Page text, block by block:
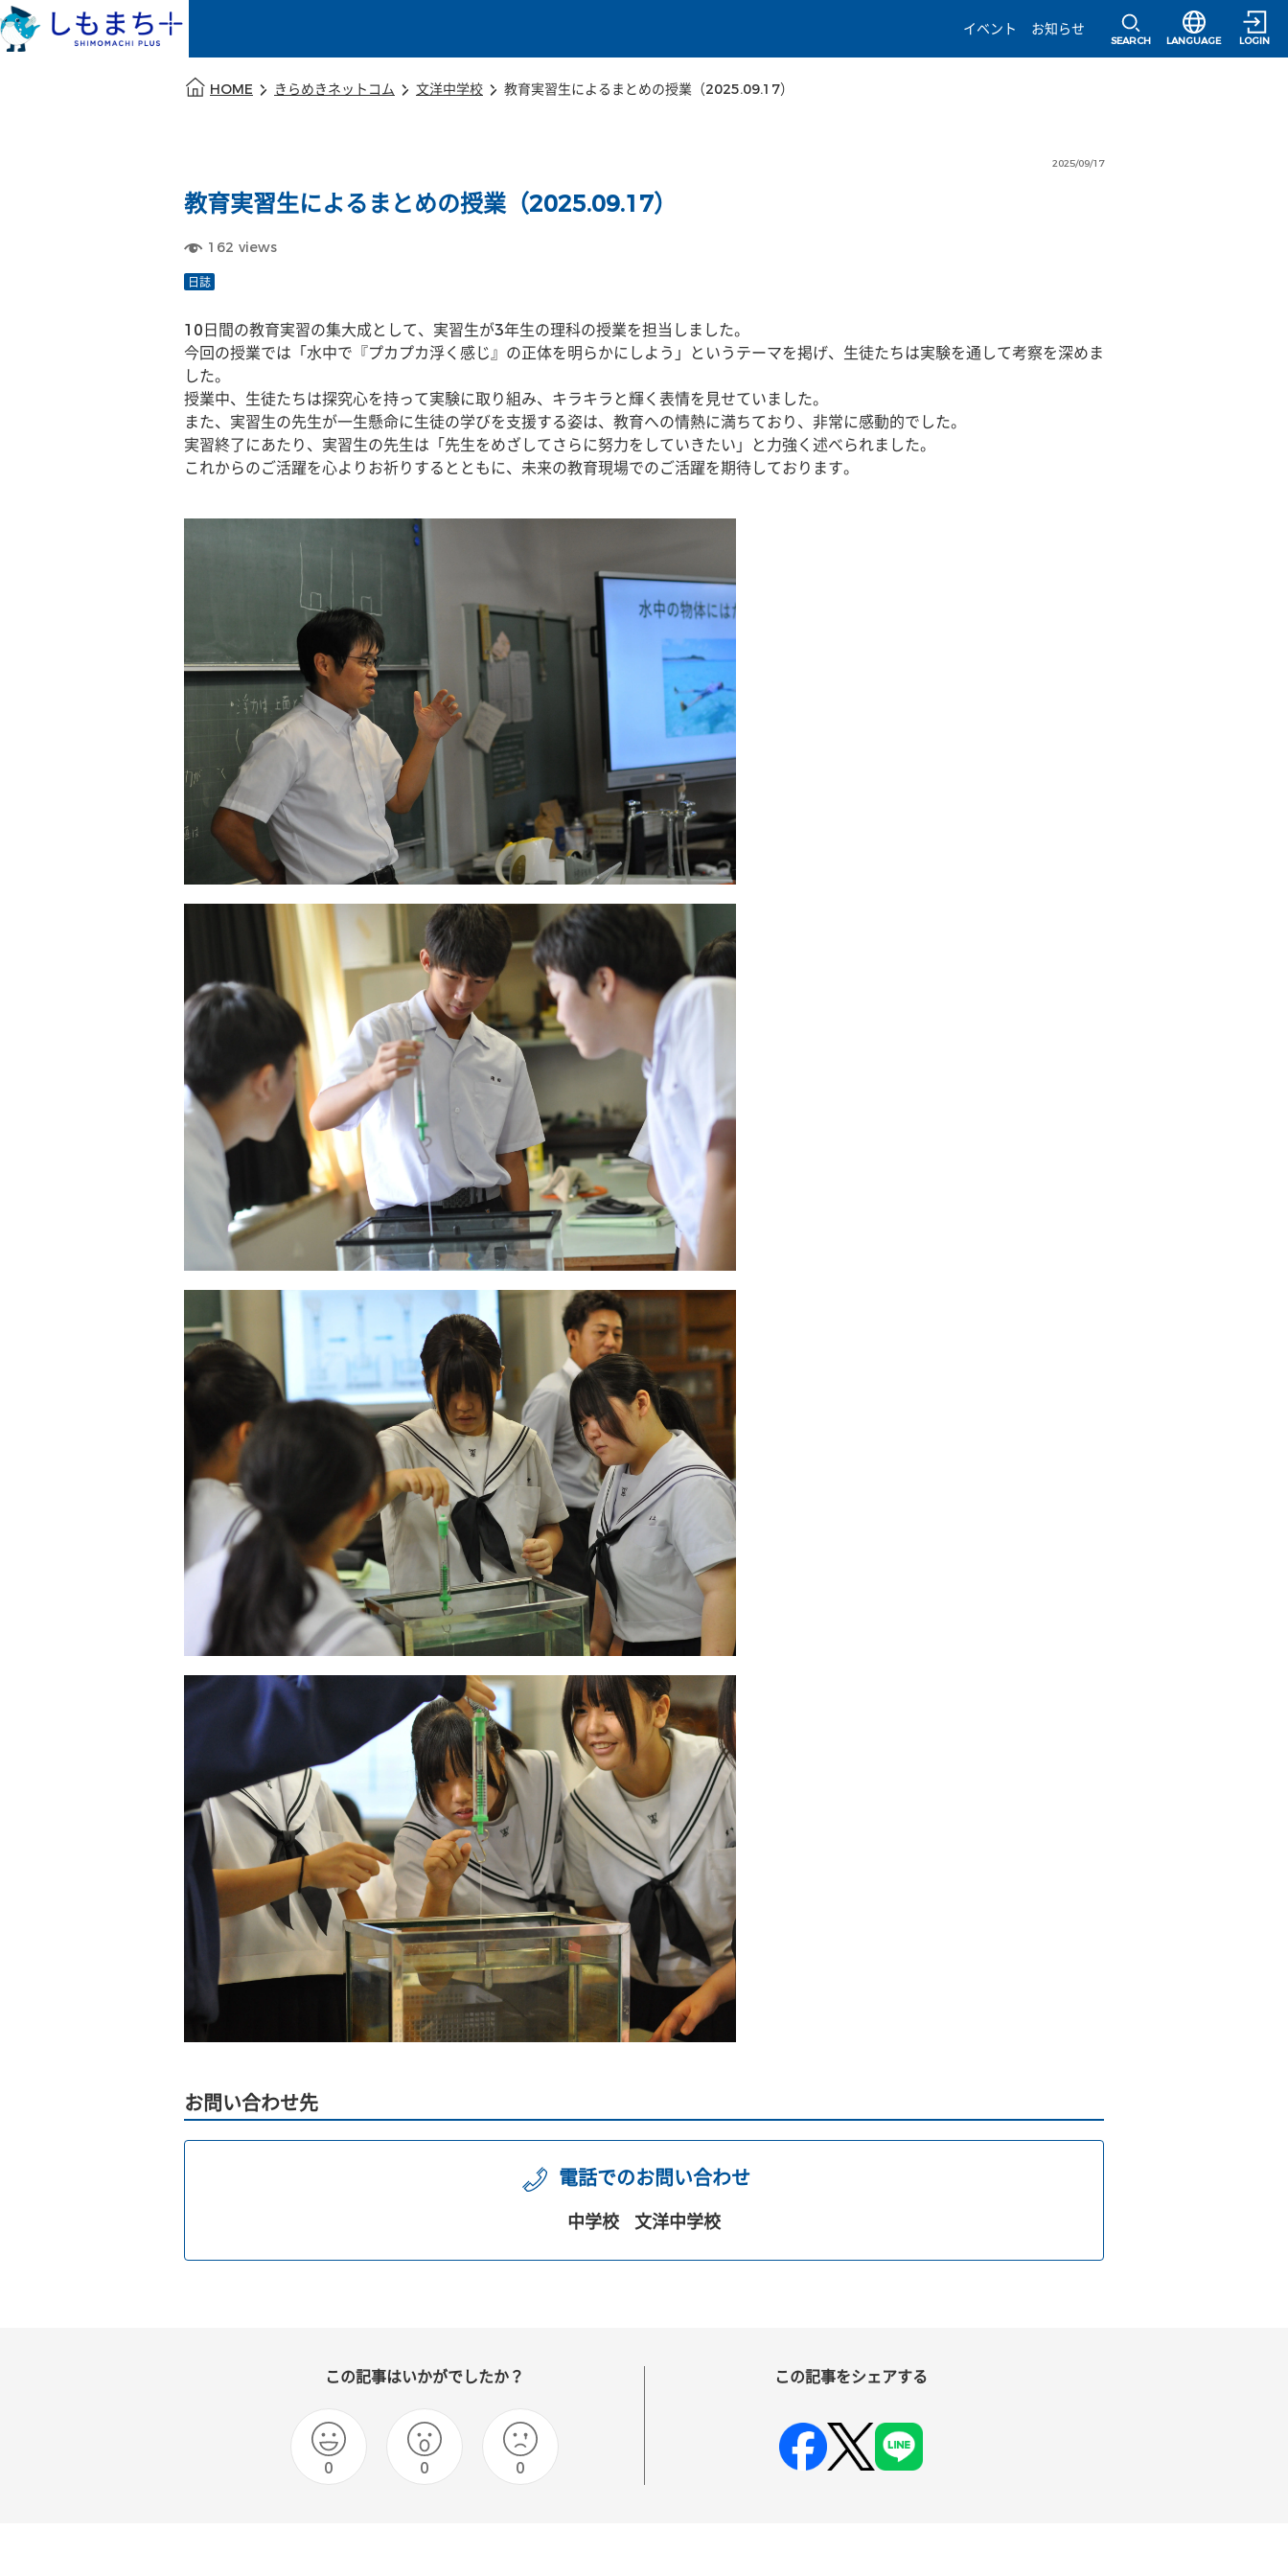
イベント
お知らせ
SEARCH
選択すると言語
LANGUAGE LOGIN
HOME きらめきネットコム 文洋中学校 教育実習生によるまとめの授業（2025.09.17）
2025/09/17
教育実習生によるまとめの授業（2025.09.17）
162 views
日誌
10日間の教育実習の集大成として、実習生が3年生の理科の授業を担当しました。
今回の授業では「水中で『プカプカ浮く感じ』の正体を明らかにしよう」というテーマを掲げ、生徒たちは実験を通して考察を深めま
した。
授業中、生徒たちは探究心を持って実験に取り組み、キラキラと輝く表情を見せていました。
また、実習生の先生が一生懸命に生徒の学びを支援する姿は、教育への情熱に満ちており、非常に感動的でした。
実習終了にあたり、実習生の先生は「先生をめざしてさらに努力をしていきたい」と力強く述べられました。
これからのご活躍を心よりお祈りするとともに、未来の教育現場でのご活躍を期待しております。
お問い合わせ先
電話でのお問い合わせ
中学校 文洋中学校
この記事はいかがでしたか？
0 0 0
この記事をシェアする